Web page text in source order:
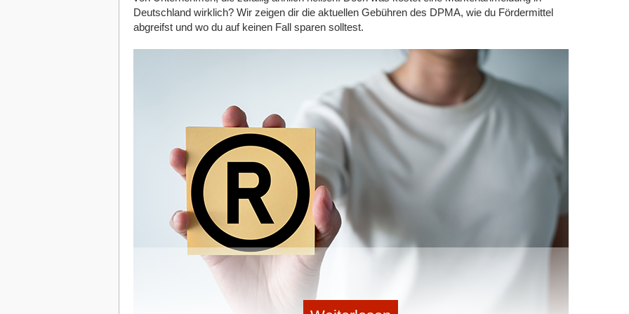
share me! weiterleiten
Selbständig mit Ü50: Flucht vor dem Algorithmus oder Neustart in die
06.08.2026 | Gründerstorys
KI-Schockstarre oder Milliardenmarkt? Wie ein Düsseldorfer Spin-off den
Tech-Giganten die Stirn bietet
06.08.2026 |Verträge
Exit statt langfristiger Investitionen: Was Gründer wirklich absichern sollten
„Reichweite ist nicht Wachstum“: Warum Ex-Zalando-Managerin Dr. Saskia
Deutschland wirklich? Wir zeigen dir die aktuellen Gebühren des DPMA, wie du Fördermittel
abgreifst und wo du auf keinen Fall sparen solltest.